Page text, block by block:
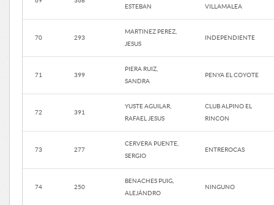
ESTEBAN
VILLAMALEA
70 293
MARTINEZ PEREZ,
JESUS
INDEPENDIENTE
71 399
PIERA RUIZ,
SANDRA
PENYA EL COYOTE
72 391
YUSTE AGUILAR,
RAFAEL JESUS
CLUB ALPINO EL
RINCON
73 277
CERVERA PUENTE,
SERGIO
ENTREROCAS
74 250
BENACHES PUIG,
ALEJÁNDRO
NINGUNO